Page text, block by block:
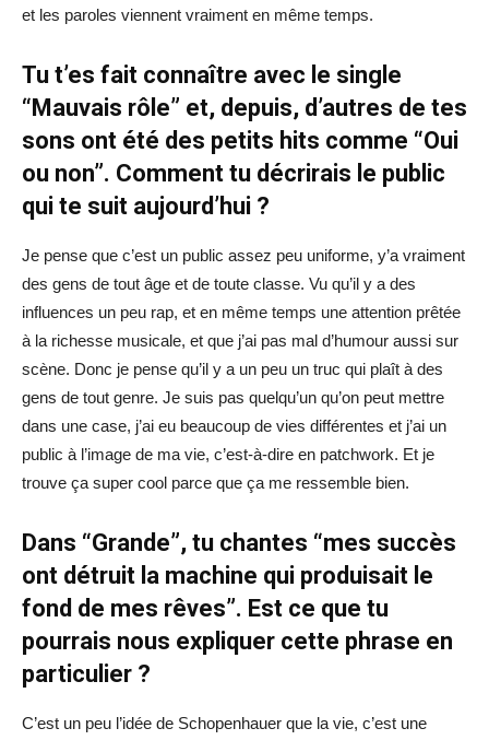
et les paroles viennent vraiment en même temps.
Tu t’es fait connaître avec le single
“Mauvais rôle” et, depuis, d’autres de tes
sons ont été des petits hits comme “Oui
ou non”. Comment tu décrirais le public
qui te suit aujourd’hui ?
Je pense que c’est un public assez peu uniforme, y’a vraiment
des gens de tout âge et de toute classe. Vu qu’il y a des
influences un peu rap, et en même temps une attention prêtée
à la richesse musicale, et que j’ai pas mal d’humour aussi sur
scène. Donc je pense qu’il y a un peu un truc qui plaît à des
gens de tout genre. Je suis pas quelqu’un qu’on peut mettre
dans une case, j’ai eu beaucoup de vies différentes et j’ai un
public à l’image de ma vie, c’est-à-dire en patchwork. Et je
trouve ça super cool parce que ça me ressemble bien.
Dans “Grande”, tu chantes “mes succès
ont détruit la machine qui produisait le
fond de mes rêves”. Est ce que tu
pourrais nous expliquer cette phrase en
particulier ?
C’est un peu l’idée de Schopenhauer que la vie, c’est une